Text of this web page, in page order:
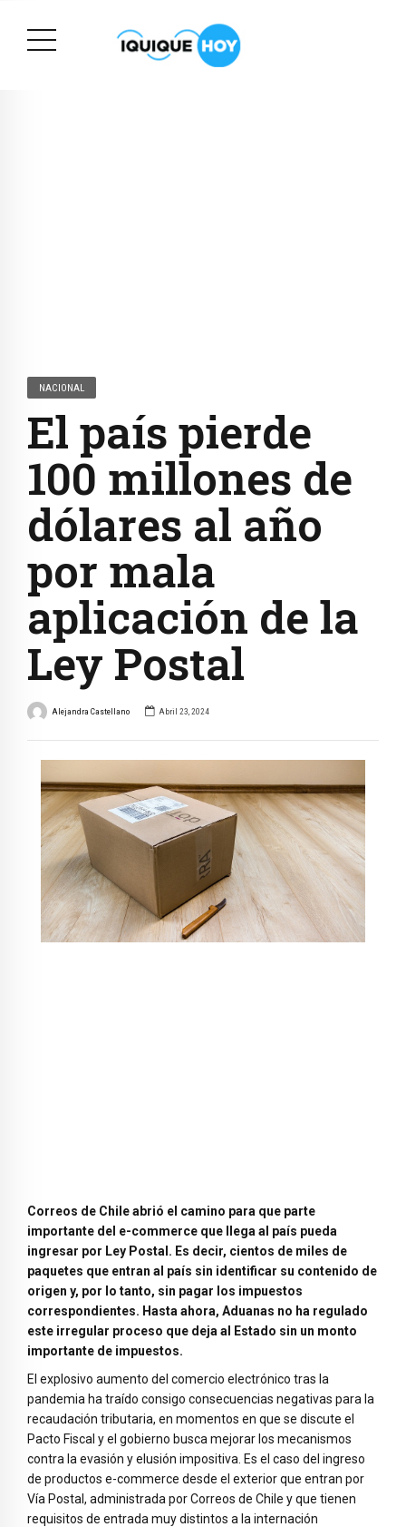
NACIONAL
El país pierde
100 millones de
dólares al año
por mala
aplicación de la
Ley Postal
Alejandra Castellano Abril 23, 2024
Correos de Chile abrió el camino para que parte
importante del e-commerce que llega al país pueda
ingresar por Ley Postal. Es decir, cientos de miles de
paquetes que entran al país sin identificar su contenido de
origen y, por lo tanto, sin pagar los impuestos
correspondientes. Hasta ahora, Aduanas no ha regulado
este irregular proceso que deja al Estado sin un monto
importante de impuestos.
El explosivo aumento del comercio electrónico tras la
pandemia ha traído consigo consecuencias negativas para la
recaudación tributaria, en momentos en que se discute el
Pacto Fiscal y el gobierno busca mejorar los mecanismos
contra la evasión y elusión impositiva. Es el caso del ingreso
de productos e-commerce desde el exterior que entran por
Vía Postal, administrada por Correos de Chile y que tienen
requisitos de entrada muy distintos a la internación